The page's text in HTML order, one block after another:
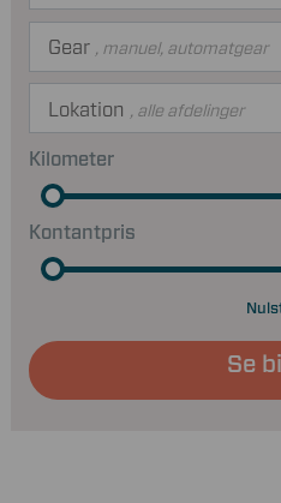
Kontantpris
Kilometer
Gear , manuel, automatgear
Lokation , alle afdelinger
Se